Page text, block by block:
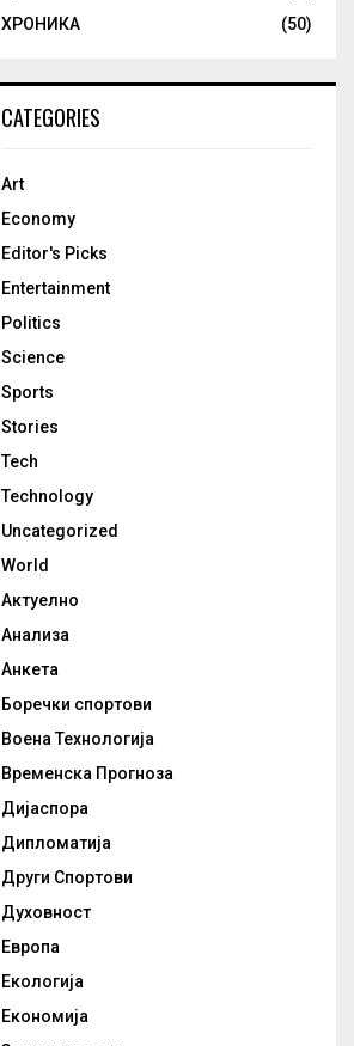
ХРОНИКА
(50)
CATEGORIES
Art
Economy
Editor's Picks
Entertainment
Politics
Science
Sports
Stories
Tech
Technology
Uncategorized
World
Актуелно
Анализа
Анкета
Боречки спортови
Воена Технологија
Временска Прогноза
Дијаспора
Дипломатија
Други Спортови
Духовност
Европа
Екологија
Економија